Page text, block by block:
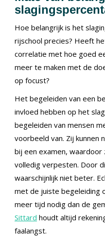
Hoe belangrijk is het
rijschool precies? Heeft
correlatie met hoe goed
meer te maken met de
op focust?
Het begeleiden van een
invloed hebben op het
begeleiden van mensen
voorbeeld van. Zij kunnen
bij een examen,
volledig verpesten. Door
waarschijnlijk niet beter.
met de juiste begeleiding
meer tijd nodig dan de
Sittard houdt altijd
faalangst.